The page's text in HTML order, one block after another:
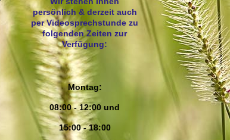
persönlich & derzeit auch
per Videosprechstunde zu
folgenden Zeiten zur
Verfügung:
Montag:
08:00 - 12:00 und
15:00 - 18:00